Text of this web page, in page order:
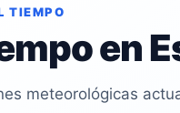
TIEMPO
en
meteorológicas